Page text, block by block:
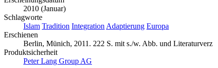
2010 (Januar)
Schlagworte
Islam Tradition Integration Adaptierung Europa
Erschienen
Berlin, Münich, 2011. 222 S. mit s./w. Abb. und Literaturverz
Produktsicherheit
Peter Lang Group AG